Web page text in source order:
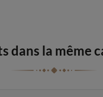
dans la même